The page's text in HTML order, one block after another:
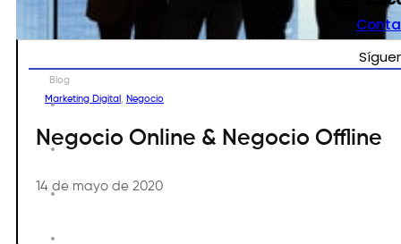
Blog
Marketing Digital
Negocio
Negocio Online & Negocio Offline
14 de mayo de 2020